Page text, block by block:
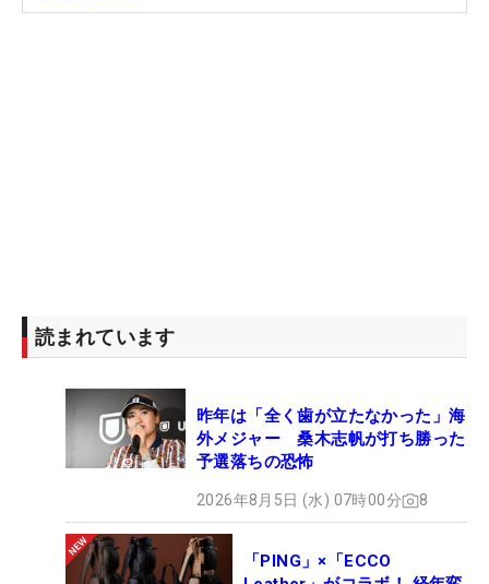
読まれています
昨年は「全く歯が立たなかった」海
外メジャー 桑木志帆が打ち勝った
予選落ちの恐怖
2026年8月5日 (水) 07時00分 8
「PING」×「ECCO